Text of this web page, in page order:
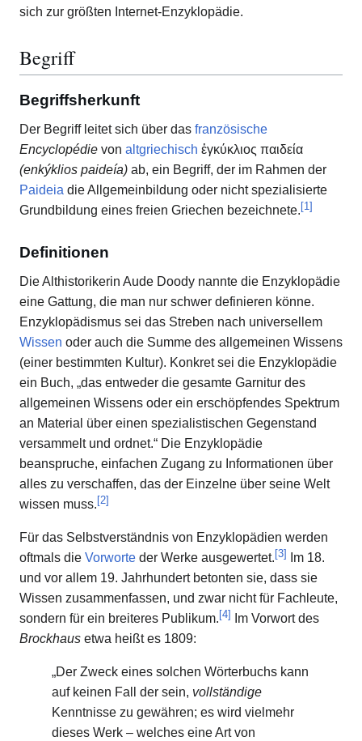
sich zur größten Internet-Enzyklopädie.
Begriff
Begriffsherkunft
Der Begriff leitet sich über das französische
Encyclopédie von altgriechisch ἐγκύκλιος παιδεία
(enkýklios paideía) ab, ein Begriff, der im Rahmen der
Paideia die Allgemeinbildung oder nicht spezialisierte
Grundbildung eines freien Griechen bezeichnete.[1]
Definitionen
Die Althistorikerin Aude Doody nannte die Enzyklopädie
eine Gattung, die man nur schwer definieren könne.
Enzyklopädismus sei das Streben nach universellem
Wissen oder auch die Summe des allgemeinen Wissens
(einer bestimmten Kultur). Konkret sei die Enzyklopädie
ein Buch, „das entweder die gesamte Garnitur des
allgemeinen Wissens oder ein erschöpfendes Spektrum
an Material über einen spezialistischen Gegenstand
versammelt und ordnet.“ Die Enzyklopädie
beanspruche, einfachen Zugang zu Informationen über
alles zu verschaffen, das der Einzelne über seine Welt
wissen muss. [2]
Für das Selbstverständnis von Enzyklopädien werden
oftmals die Vorworte der Werke ausgewertet. [3]
Im 18.
und vor allem 19. Jahrhundert betonten sie, dass sie
Wissen zusammenfassen, und zwar nicht für Fachleute,
sondern für ein breiteres Publikum. [4]
Im Vorwort des
Brockhaus etwa heißt es 1809:
„Der Zweck eines solchen Wörterbuchs kann
auf keinen Fall der sein, vollständige
Kenntnisse zu gewähren; es wird vielmehr
dieses Werk – welches eine Art von